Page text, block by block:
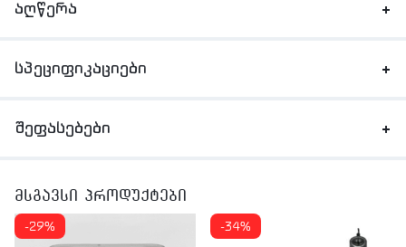
აღწერა
სპეციფიკაციები
შეფასებები
მსგავსი პროდუქტები
-29% -34%